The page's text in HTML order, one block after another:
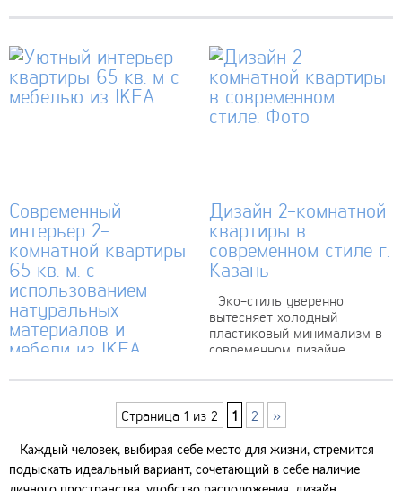
он часто выходит за рамки
интерьера двухкомнатной
квартиры для молодой
семейной пары, архитектор
абсолютно отрешился от
требованием нового
свободной творческой
атмосферы, комфорт и
чувство...
Современный
интерьер 2-
комнатной квартиры
65 кв. м. с
использованием
натуральных
материалов и
мебели из IKEA
Представленный вариант
квартиры площадью 65 кв.
м. будет интересен тем, кто
любит скандинавский стиль,
но в то же время хочет
привнести в прямые...
Дизайн 2-комнатной
квартиры в
современном стиле г.
Казань
Эко-стиль уверенно
вытесняет холодный
пластиковый минимализм в
современном дизайне
классические принципы –
четкие линии, «воздух» в
планировке, отсутствие
лишних деталей,...
Страница 1 из 2 1 2 »
Каждый человек, выбирая себе место для жизни, стремится
подыскать идеальный вариант, сочетающий в себе наличие